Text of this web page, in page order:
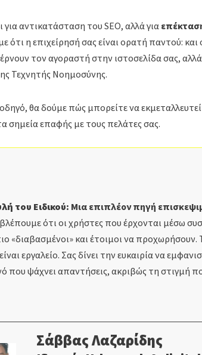
για αντικατάσταση του SEO, αλλά για
ότι η επιχείρησή σας είναι ορατή παντού:
τον αγοραστή στην ιστοσελίδα σας, αλλά
Τεχνητής Νοημοσύνης.
θα δούμε πώς μπορείτε να
σημεία επαφής με τους πελάτες σας.
του Ειδικού: Μια επιπλέον πηγή
ότι οι χρήστες που έρχονται μέσω
«διαβασμένοι» και έτοιμοι να προχωρήσουν.
εργαλείο. Σας δίνει την ευκαιρία να
που ψάχνει απαντήσεις, ακριβώς τη στιγμή
Σάββας Λαζαρίδης